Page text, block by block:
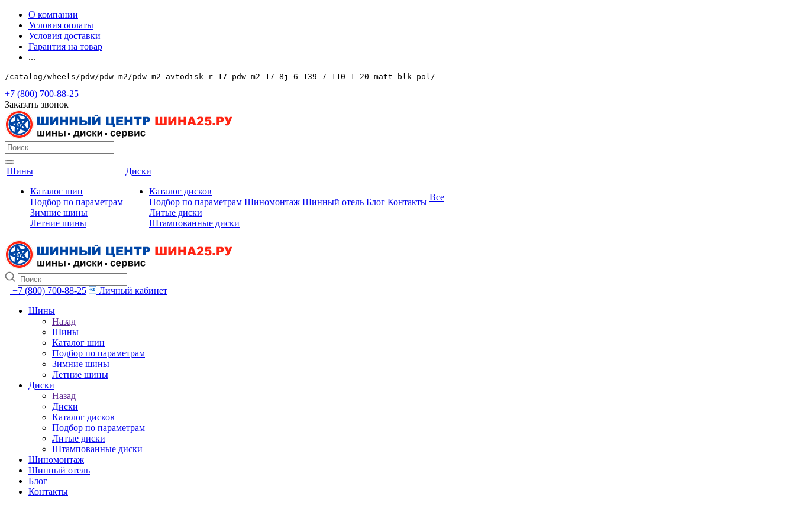
О компании
Условия оплаты
Условия доставки
Гарантия на товар
...
/catalog/wheels/pdw/pdw-m2/pdw-m2-avtodisk-r-17-pdw-m2-17-8j-6-139-7-110-1-20-matt-blk-pol/
+7 (800) 700-88-25
Заказать звонок
Шины
Каталог шин
Подбор по параметрам
Зимние шины
Летние шины
Диски
Каталог дисков
Подбор по параметрам
Литые диски
Штампованные диски
Шиномонтаж Шинный отель Блог Контакты Все
+7 (800) 700-88-25
Личный кабинет
Шины
Назад
Шины
Каталог шин
Подбор по параметрам
Зимние шины
Летние шины
Диски
Назад
Диски
Каталог дисков
Подбор по параметрам
Литые диски
Штампованные диски
Шиномонтаж
Шинный отель
Блог
Контакты